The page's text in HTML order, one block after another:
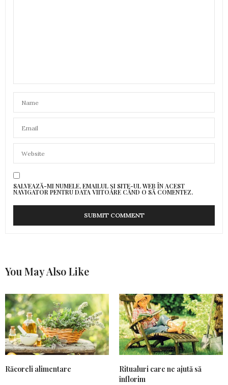
SALVEAZĂ-MI NUMELE, EMAILUL ȘI SITE-UL WEB ÎN ACEST
NAVIGATOR PENTRU DATA VIITOARE CÂND O SĂ COMENTEZ.
You May Also Like
Răcoreli alimentare
Ritualuri care ne ajută să
înflorim